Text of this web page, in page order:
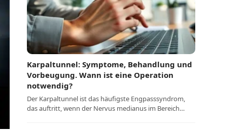
Karpaltunnel: Symptome, Behandlung und
Vorbeugung. Wann ist eine Operation
notwendig?
Der Karpaltunnel ist das häufigste Engpasssyndrom,
das auftritt, wenn der Nervus medianus im Bereich…